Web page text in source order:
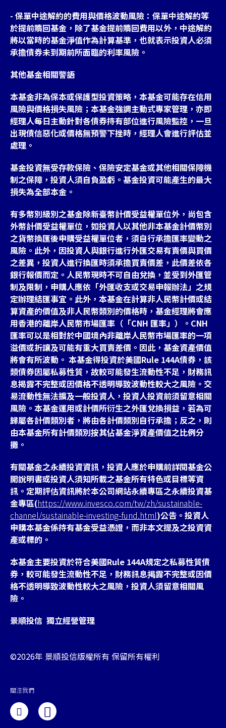
- 保單中途解約的費用與價格波動風險：保單中途解約等
於提前贖回基金，除了基金提前贖回費用以外，中途解約
將以當時的基金淨值作為計算基準，也就表示投資人必須
承擔債券未到期前所面臨的利率風險。
其他基金相關警語
本基金非為保本或保護型投資策略，本基金可能存在信用
風險與價格損失風險；本基金強調主動式專家管理，亦即
經理人每日主動針對各債券持有部位進行風險監控，一旦
出現債信惡化或價格無預警下挫時，經理人會進行評估並
處理。
基金投資無受存款保險、保險安定基金或其他相關保障機
制之保障，投資人須自負盈虧。基金投資可能產生的最大
損失為全部本金。
有多幣別級別之基金除新臺幣計價受益權單位外，尚包含
外幣計價受益權單位，如投資人以其他非本基金計價幣別
之貨幣換匯後申購受益權單位者，須自行承擔匯率變動之
風險。此外，因投資人與銀行進行外匯交易有賣價與買價
之差異，投資人進行換匯時須承擔買賣價差，此價差依各
銀行報價而定。人民幣現時不可自由兌換，並受到外匯管
制及限制，申購人應依「外匯收支或交易申報辦法」之規
定辦理結匯事宜。此外，本基金在計算非人民幣計價或結
算資產的價值及非人民幣類別的價格時，基金經理將會應
用香港的離岸人民幣市場匯率（「CNH 匯率」）。CNH
匯率可以是相對於中國境內非離岸人民幣市場匯率的一項
溢價或折讓及可能有重大買賣差價。因此，基金資產價值
將會有所波動。 本基金得投資於美國Rule 144A債券，該
類債券因屬私募性質，故較可能發生流動性不足，財務訊
息揭露不完整或因價格不透明導致波動性較大之風險。交
易流動性無法擴及一般投資人，投資人投資前須留意相關
風險。本基金運用或計價所衍生之外匯兌換損益，若為可
歸屬各計價類別者，將由各計價類別自行承擔；反之，則
由本基金所有計價類別按其佔基金淨資產價值之比例分
攤。
有關基金之永續投資資訊，投資人應於申購前詳閱基金公
開說明書或投資人須知所載之基金所有特色或目標等資
訊。定期評估資訊將於本公司網站永續專區之永續投資基
金專區(https://www.invesco.com/tw/zh/sustainable-
channel/sustainable-investing-fund.html)公告。投資人
申購本基金係持有基金受益憑證，而非本文提及之投資資
產或標的。
本基金主要投資於符合美國Rule 144A規定之私募性質債
券，較可能發生流動性不足，財務訊息掲露不完整或因價
格不透明導致波動性較大之風險，投資人須留意相關風
險。
景順投信 獨立經營管理
©2026年 景順投信版權所有 保留所有權利
關注我們